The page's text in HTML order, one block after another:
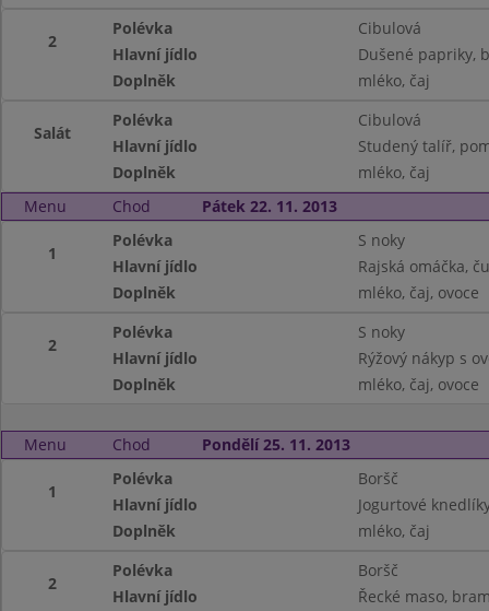
2
Polévka
Cibulová
Hlavní jídlo
Dušené papriky,
Doplněk
mléko, čaj
Salát
Polévka
Cibulová
Hlavní jídlo
Studený talíř,
Doplněk
mléko, čaj
Menu
Chod Pátek 22. 11. 2013
1
Polévka
S noky
Hlavní jídlo
Rajská omáčka,
Doplněk
mléko, čaj, ovoce
2
Polévka
S noky
Hlavní jídlo
Rýžový nákyp s
Doplněk
mléko, čaj, ovoce
Menu Chod Pondělí 25. 11. 2013
1
Polévka
Boršč
Hlavní jídlo
Jogurtové
Doplněk
mléko, čaj
2
Polévka
Boršč
Hlavní jídlo
Řecké maso,